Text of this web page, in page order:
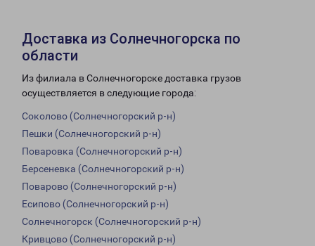
Доставка из Солнечногорска по
области
Из филиала в Солнечногорске доставка грузов
осуществляется в следующие города:
Соколово (Солнечногорский р-н)
Пешки (Солнечногорский р-н)
Поваровка (Солнечногорский р-н)
Берсеневка (Солнечногорский р-н)
Поварово (Солнечногорский р-н)
Есипово (Солнечногорский р-н)
Солнечногорск (Солнечногорский р-н)
Кривцово (Солнечногорский р-н)